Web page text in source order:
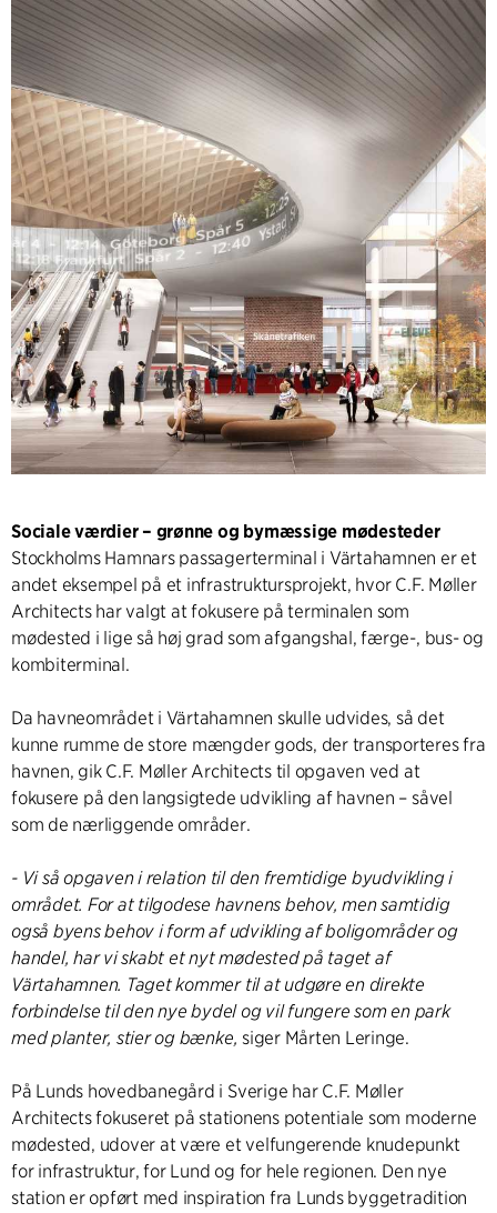
Sociale værdier ​– grønne og bymæssige mødesteder
Stockholms Hamnars passagerterminal i Värtahamnen er et
andet eksempel på et infrastruktursprojekt, hvor C.F. Møller
Architects har valgt at fokusere på terminalen som
mødested i lige så høj grad som afgangshal, færge-, bus- og
kombiterminal.
Da havneområdet i Värtahamnen skulle udvides, så det
kunne rumme de store mængder gods, der transporteres fra
havnen, gik C.F. Møller Architects til opgaven ved at
fokusere på den langsigtede udvikling af havnen – såvel
som de nærliggende områder.
- Vi så opgaven i relation til den fremtidige byudvikling i
området. For at tilgodese havnens behov, men samtidig
også byens behov i form af udvikling af boligområder og
handel, har vi skabt et nyt mødested på taget af
Värtahamnen. Taget kommer til at udgøre en direkte
forbindelse til den nye bydel og vil fungere som en park
med planter, stier og bænke,siger Mårten Leringe.
På Lunds hovedbanegård i Sverige har C.F. Møller
Architects fokuseret på stationens potentiale som moderne
mødested, udover at være et velfungerende knudepunkt
for infrastruktur, for Lund og for hele regionen. Den nye
station er opført med inspiration fra Lunds byggetradition